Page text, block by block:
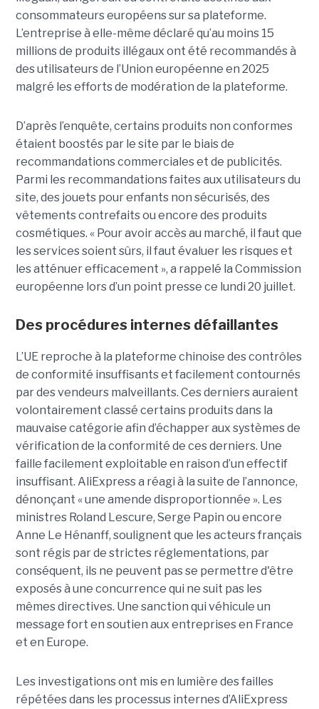
consommateurs européens sur sa plateforme.
L’entreprise à elle-même déclaré qu’au moins 15
millions de produits illégaux ont été recommandés à
des utilisateurs de l’Union européenne en 2025
malgré les efforts de modération de la plateforme.
D’après l’enquête, certains produits non conformes
étaient boostés par le site par le biais de
recommandations commerciales et de publicités.
Parmi les recommandations faites aux utilisateurs du
site, des jouets pour enfants non sécurisés, des
vêtements contrefaits ou encore des produits
cosmétiques. « Pour avoir accès au marché, il faut que
les services soient sûrs, il faut évaluer les risques et
les atténuer efficacement », a rappelé la Commission
européenne lors d’un point presse ce lundi 20 juillet.
Des procédures internes défaillantes
L’UE reproche à la plateforme chinoise des contrôles
de conformité insuffisants et facilement contournés
par des vendeurs malveillants. Ces derniers auraient
volontairement classé certains produits dans la
mauvaise catégorie afin d’échapper aux systèmes de
vérification de la conformité de ces derniers. Une
faille facilement exploitable en raison d’un effectif
insuffisant. AliExpress a réagi à la suite de l’annonce,
dénonçant « une amende disproportionnée ». Les
ministres Roland Lescure, Serge Papin ou encore
Anne Le Hénanff, soulignent que les acteurs français
sont régis par de strictes réglementations, par
conséquent, ils ne peuvent pas se permettre d'être
exposés à une concurrence qui ne suit pas les
mêmes directives. Une sanction qui véhicule un
message fort en soutien aux entreprises en France
et en Europe.
Les investigations ont mis en lumière des failles
répétées dans les processus internes d’AliExpress